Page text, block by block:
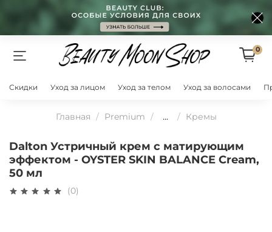
0
Скидки Уход за лицом Уход за телом Уход за волосами
Главная Premium ... Кремы
Dalton Устричный крем с матирующим
эффектом - OYSTER SKIN BALANCE Cream,
50 мл
(0)